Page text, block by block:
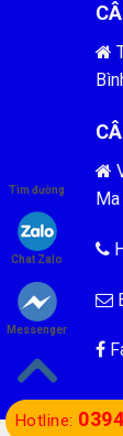
Tìm đường
Chat Zalo
Messenger
Hotline: